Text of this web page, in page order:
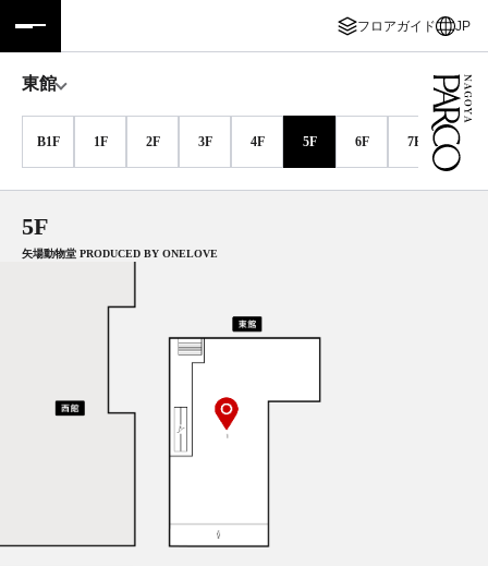
フロアガイド JP
施設案内・アクセス
イベント・ポップアップ
ニュース
PARCOメンバーズ
繁体字
簡体字
한국어
東館
B1F 1F 2F 3F 4F 5F 6F 7F 8F
5F
矢場動物堂 PRODUCED BY ONELOVE